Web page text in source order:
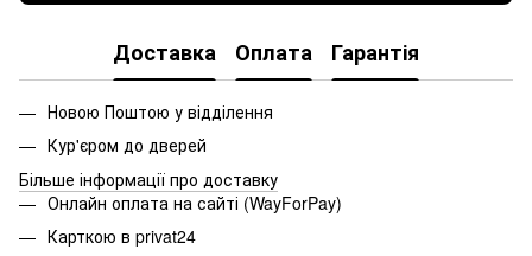
Доставка Оплата Гарантія
Новою Поштою у відділення
Кур'єром до дверей
Більше інформації про доставку
Онлайн оплата на сайті (WayForPay)
Карткою в privat24